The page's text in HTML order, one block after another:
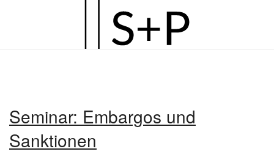
Hauptinhalt
Seminar: Embargos und
Sanktionen